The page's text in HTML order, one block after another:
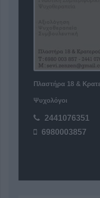
Πλαστήρα 18 &
Ψυχολόγοι
2441076351
6980003857